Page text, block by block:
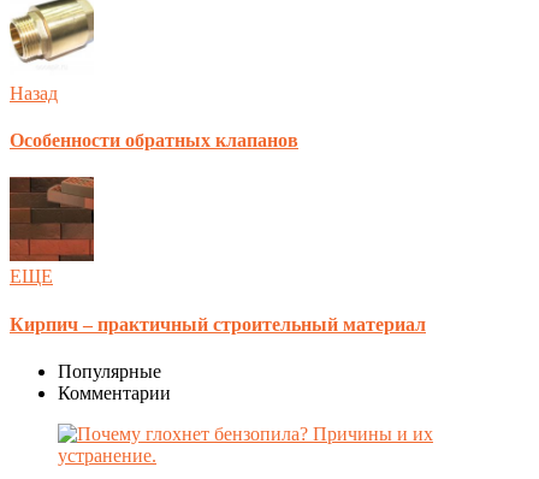
Назад
Особенности обратных клапанов
ЕЩЕ
Кирпич – практичный строительный материал
Популярные
Комментарии